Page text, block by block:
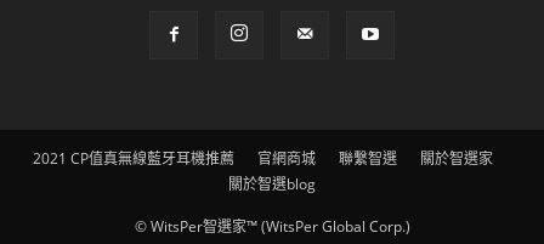
2021 CP值真無線藍牙耳機推薦 官網商城 聯繫智選
關於智選家
關於智選blog
© WitsPer智選家™ (WitsPer Global Corp.)